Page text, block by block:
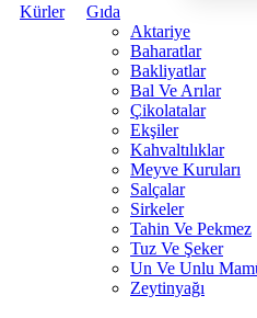
Kürler
Gıda
Aktariye
Baharatlar
Bakliyatlar
Bal Ve Arılar
Çikolatalar
Ekşiler
Kahvaltılıklar
Meyve Kuruları
Salçalar
Sirkeler
Tahin Ve Pekmez
Tuz Ve Şeker
Un Ve Unlu
Zeytinyağı